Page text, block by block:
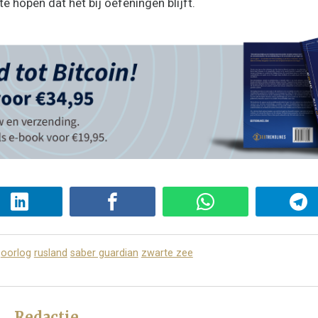
hopen dat het bij oefeningen blijft.
oorlog rusland saber guardian zwarte zee